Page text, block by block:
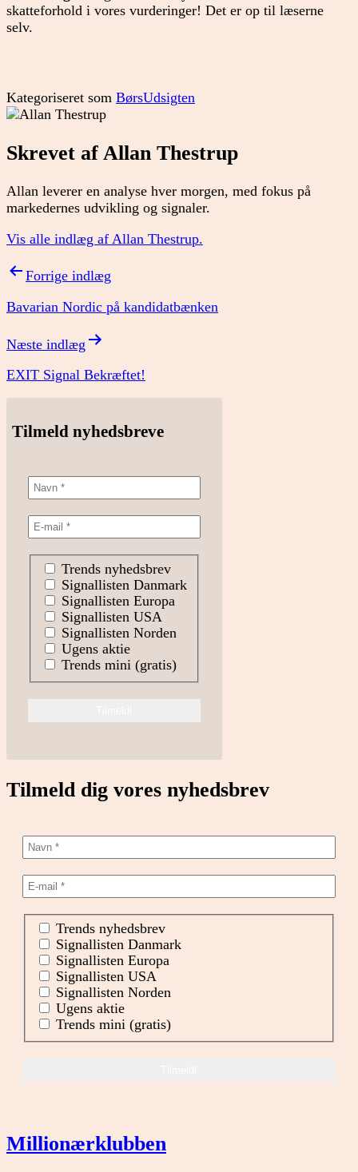
skatteforhold i vores vurderinger! Det er op til læserne
selv.
Kategoriseret som BørsUdsigten
Skrevet af Allan Thestrup
Allan leverer en analyse hver morgen, med fokus på
markedernes udvikling og signaler.
Vis alle indlæg af Allan Thestrup.
Indlægsnavigation
Forrige indlæg
Bavarian Nordic på kandidatbænken
Næste indlæg
EXIT Signal Bekræftet!
Tilmeld nyhedsbreve
Trends nyhedsbrev
Signallisten Danmark
Signallisten Europa
Signallisten USA
Signallisten Norden
Ugens aktie
Trends mini (gratis)
Tilmeld dig vores nyhedsbrev
Trends nyhedsbrev
Signallisten Danmark
Signallisten Europa
Signallisten USA
Signallisten Norden
Ugens aktie
Trends mini (gratis)
Millionærklubben